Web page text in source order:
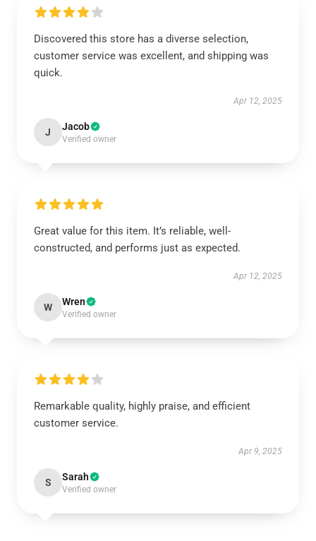
Discovered this store has a diverse selection,
customer service was excellent, and shipping was
quick.
Apr 12, 2025
J Jacob
Verified owner
Great value for this item. It’s reliable, well-
constructed, and performs just as expected.
Apr 12, 2025
W Wren
Verified owner
Remarkable quality, highly praise, and efficient
customer service.
Apr 9, 2025
S Sarah
Verified owner